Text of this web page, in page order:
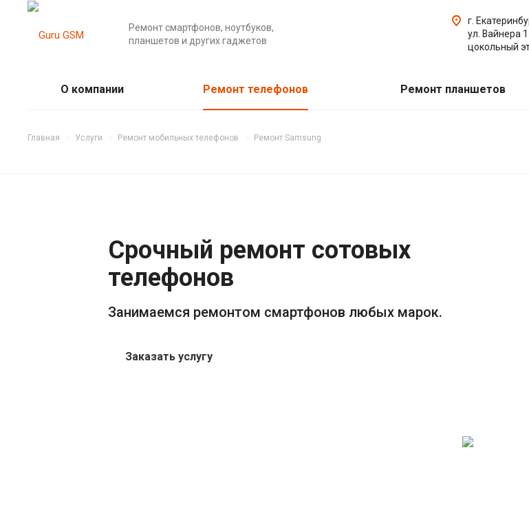
Ремонт смартфонов, ноутбуков,
планшетов и других гаджетов
г.
ул. Вайнера
цокольный
О компании Ремонт телефонов Ремонт планшетов
Главная Услуги Ремонт мобильных телефонов Ремонт Samsung
Срочный ремонт сотовых
телефонов
Занимаемся ремонтом смартфонов любых марок.
Заказать услугу